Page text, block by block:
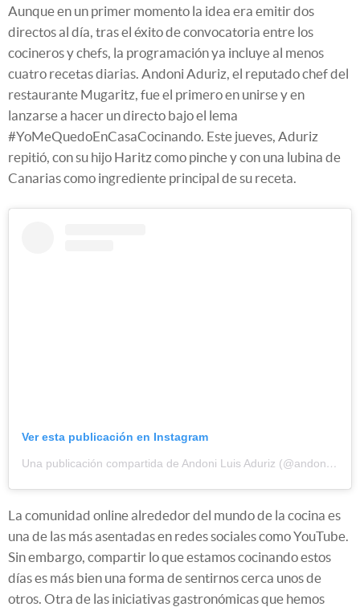
Aunque en un primer momento la idea era emitir dos
directos al día, tras el éxito de convocatoria entre los
cocineros y chefs, la programación ya incluye al menos
cuatro recetas diarias. Andoni Aduriz, el reputado chef del
restaurante Mugaritz, fue el primero en unirse y en
lanzarse a hacer un directo bajo el lema
#YoMeQuedoEnCasaCocinando. Este jueves, Aduriz
repitió, con su hijo Haritz como pinche y con una lubina de
Canarias como ingrediente principal de su receta.
Ver esta publicación en Instagram
Una publicación compartida de Andoni Luis Aduriz (@andoniluisaduriz)
La comunidad online alrededor del mundo de la cocina es
una de las más asentadas en redes sociales como YouTube.
Sin embargo, compartir lo que estamos cocinando estos
días es más bien una forma de sentirnos cerca unos de
otros. Otra de las iniciativas gastronómicas que hemos